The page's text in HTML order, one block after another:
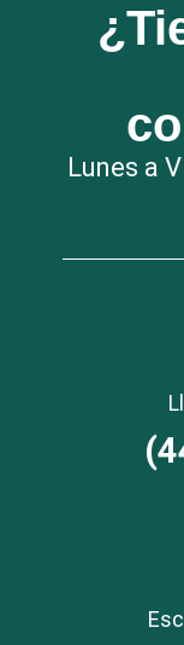
Lunes a